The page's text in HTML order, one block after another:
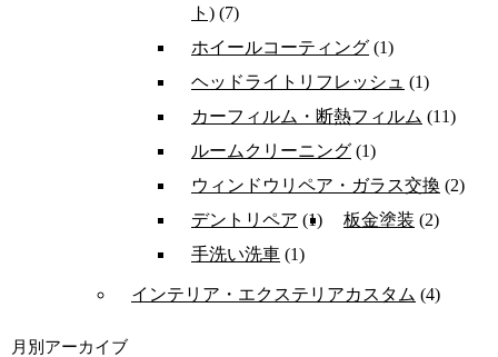
ト) (7)
ホイールコーティング (1)
ヘッドライトリフレッシュ (1)
カーフィルム・断熱フィルム (11)
ルームクリーニング (1)
ウィンドウリペア・ガラス交換 (2)
デントリペア (1) 板金塗装 (2)
手洗い洗車 (1)
インテリア・エクステリアカスタム (4)
月別アーカイブ